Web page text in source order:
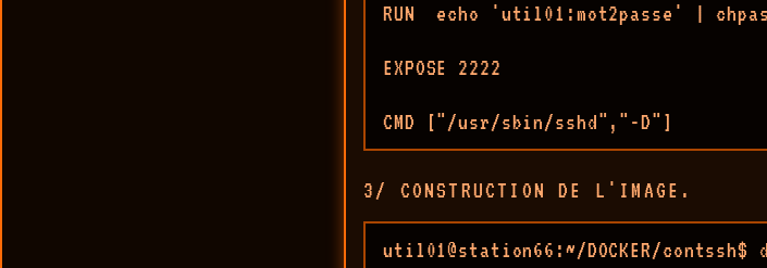
RUN  echo 'util01:mot2passe' |
EXPOSE 2222
CMD ["/usr/sbin/sshd","-D"]
3/ CONSTRUCTION DE L'IMAGE.
util01@station66:~/DOCKER/